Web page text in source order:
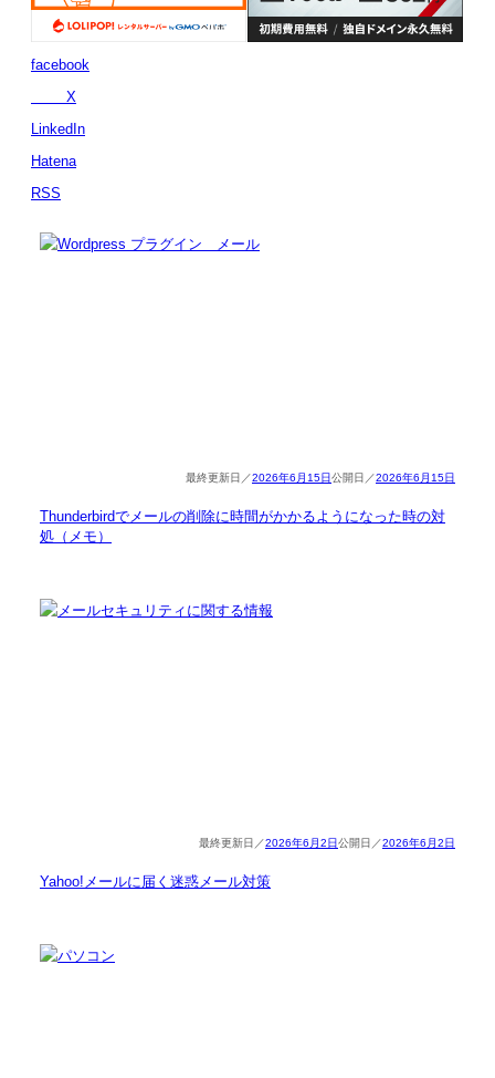
facebook
X
LinkedIn
Hatena
RSS
2026年6月15日 2026年6月15日
Thunderbirdでメールの削除に時間がかかるようになった時の対
処（メモ）
2026年6月2日 2026年6月2日
Yahoo!メールに届く迷惑メール対策